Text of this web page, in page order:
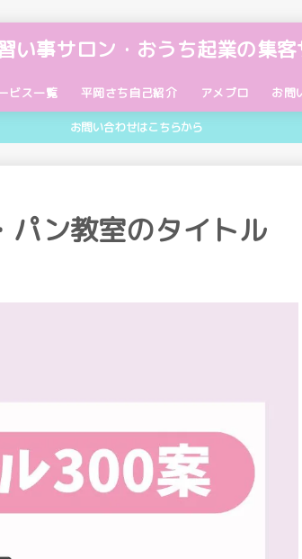
い事サロン・おうち起業の集
ビス一覧
料】公式LINE
料】メール講座
講師のためのワーク手帳「ビジョ
イアリー®」
クエンドプログラム
ブロ添削アドバイス
ンライン】ブログ動画講座・受講
用ページ
ビス利用規約
平岡さち自己紹介 アメブロ お問
お問い合わせはこちらから
パン教室のタイトル